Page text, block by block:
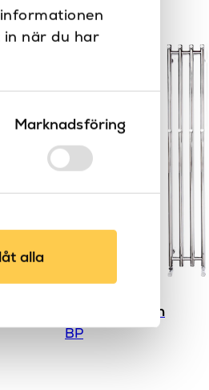
in när du har
Marknadsföring
alla
Bristol vatten
BP